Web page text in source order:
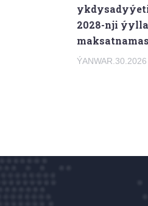
ykdysadyýeti
2028-nji
ÝANWAR.30.2026